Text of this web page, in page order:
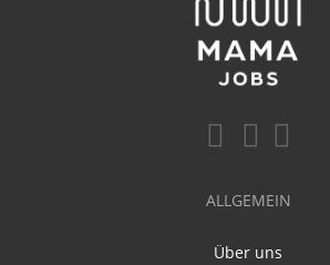
ALLGEMEIN
Über uns